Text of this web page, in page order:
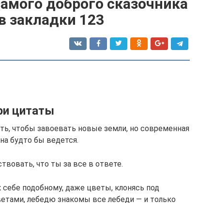
доброго сказочника
закладки 123
цитаты
чтобы завоевать новые земли, но современная
будто бы ведется.
что ты за все в ответе.
подобному, даже цветы, клонясь под
лебедю знакомы все лебеди — и только